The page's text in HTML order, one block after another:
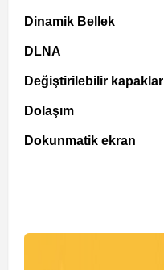
Dinamik Bellek
DLNA
Değiştirilebilir kapaklar
Dolaşım
Dokunmatik ekran